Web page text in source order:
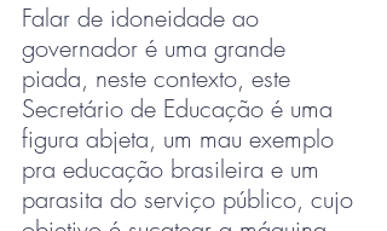
Falar de idoneidade ao
governador é uma grande
piada, neste contexto, este
Secretário de Educação é uma
figura abjeta, um mau exemplo
pra educação brasileira e um
parasita do serviço público, cujo